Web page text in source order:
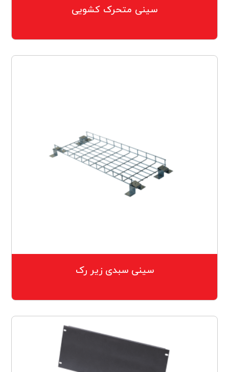
سینی متحرک کشویی
سینی سبدی زیر رک